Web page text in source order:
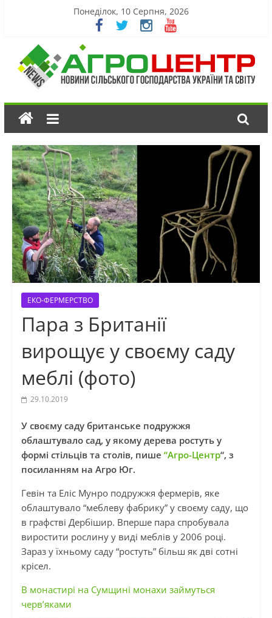
Понеділок, 10 Серпня, 2026
ЕКО-ФЕРМЕРСТВО
Пара з Британії
вирощує у своєму саду
меблі (фото)
29.10.2019
У своєму саду британське подружжя
облаштувало сад, у якому дерева ростуть у
формі стільців та столів, пише “Агро-Центр“, з
посиланням на Агро Юг.
Гевін та Еліс Мунроподружжя фермерів, яке
облаштувало “меблеву фабрику” у своєму саду, що
в графстві Дербішир. Вперше пара спробувала
виростити рослину у виді меблів у 2006 році.
Зараз у їхньому саду “ростуть” більш як дві сотні
крісел.
В монастирі на Сумщині монахи займуться
черв’яками